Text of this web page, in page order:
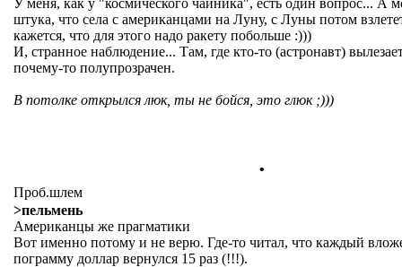
У меня, как у "космического чайника", есть один вопрос... А
штука, что села с американцами на Луну, с Луны потом
кажется, что для этого надо ракету побольше :)))
И, странное наблюдение... Там, где кто-то (астронавт)
почему-то полупрозрачен.
В потолке открылся люк, ты не бойся, это глюк ;)))
.
Проб.шлем
>пельмень
Американцы же прагматики
Вот именно потому и не верю. Где-то читал, что каждый
пограмму доллар вернулся 15 раз (!!!).